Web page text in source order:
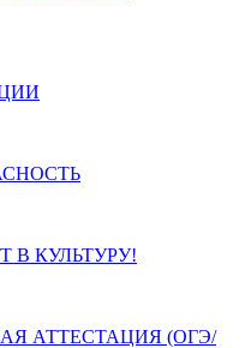
В КУЛЬТУРУ!
АТТЕСТАЦИЯ (ОГЭ/